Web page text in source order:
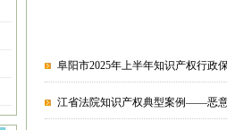
阜阳市2025年上半年知识产权行政
江省法院知识产权典型案例——恶